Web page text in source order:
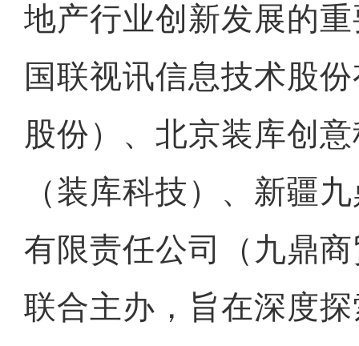
地产行业创新发展的
国联视讯信息技术股
股份）、北京装库创
（装库科技）、新疆
有限责任公司（九鼎
联合主办，旨在深度